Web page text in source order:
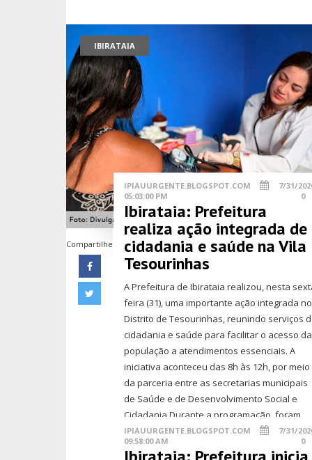
IBIRATAIA
Compartilhe
IPIAUURGENTE.BLOGSPOT.COM
7/31/
05:03:00 PM
0
Ibirataia: Prefeitura
realiza ação integrada de
cidadania e saúde na Vila
Tesourinhas
A Prefeitura de Ibirataia realizou, nesta
feira (31), uma importante ação integrada no
Distrito de Tesourinhas, reunindo serviços
cidadania e saúde para facilitar o acesso da
população a atendimentos essenciais. A
iniciativa aconteceu das 8h às 12h, por meio
da parceria entre as secretarias municipais
de Saúde e de Desenvolvimento Social e
Cidadania.Durante a programação, foram...
IPIAUURGENTE.BLOGSPOT.COM
7/31/
09:58:00 AM
0